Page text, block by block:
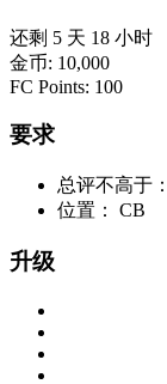
还剩 5 天 18 小时
金币: 10,000
FC Points: 100
要求
总评不高于
位置： CB
升级